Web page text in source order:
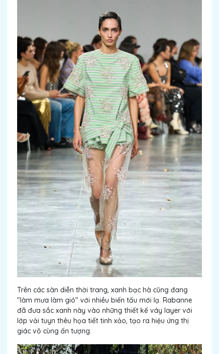
Trên các sàn diễn thời trang, xanh bạc hà cũng đang
"làm mưa làm gió" với nhiều biến tấu mới lạ. Rabanne
đã đưa sắc xanh này vào những thiết kế váy layer với
lớp vải tuyn thêu họa tiết tinh xảo, tạo ra hiệu ứng thị
giác vô cùng ấn tượng.